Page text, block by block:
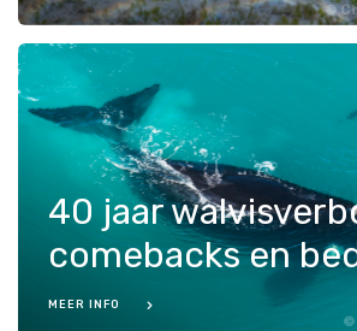
40 jaar
MEER INFO